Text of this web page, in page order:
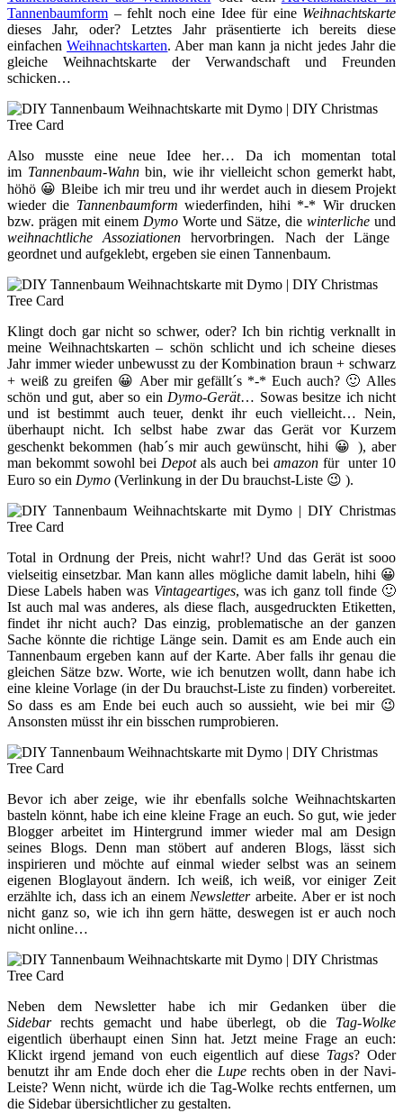
Tannenbaumform – fehlt noch eine Idee für eine Weihnachtskarte
dieses Jahr, oder? Letztes Jahr präsentierte ich bereits diese
einfachenWeihnachtskarten. Aber man kann ja nicht jedes Jahr die
gleiche Weihnachtskarte der Verwandschaft und Freunden
schicken…
Also musste eine neue Idee her… Da ich momentan total
im Tannenbaum-Wahnbin, wie ihr vielleicht schon gemerkt habt,
höhö 😀 Bleibe ich mir treu und ihr werdet auch in diesem Projekt
wieder die Tannenbaumform wiederfinden, hihi *-* Wir drucken
bzw. prägen mit einem DymoWorte und Sätze, diewinterlicheund
weihnachtliche Assoziationen hervorbringen. Nach der Länge
geordnet und aufgeklebt, ergeben sie einen Tannenbaum.
Klingt doch gar nicht so schwer, oder? Ich bin richtig verknallt in
meine Weihnachtskarten – schön schlicht und ich scheine dieses
Jahr immer wieder unbewusst zu der Kombination braun + schwarz
+ weiß zu greifen 😀 Aber mir gefällt´s *-* Euch auch? 🙂 Alles
schön und gut, aber so ein Dymo-Gerät… Sowas besitze ich nicht
und ist bestimmt auch teuer, denkt ihr euch vielleicht… Nein,
überhaupt nicht. Ich selbst habe zwar das Gerät vor Kurzem
geschenkt bekommen (hab´s mir auch gewünscht, hihi 😀 ), aber
man bekommt sowohl bei Depotals auch bei amazon für unter 10
Euro so ein Dymo (Verlinkung in der Du brauchst-Liste 😉 ).
Total in Ordnung der Preis, nicht wahr!? Und das Gerät ist sooo
vielseitig einsetzbar. Man kann alles mögliche damit labeln, hihi 😀
Diese Labels haben was Vintageartiges, was ich ganz toll finde 🙂
Ist auch mal was anderes, als diese flach, ausgedruckten Etiketten,
findet ihr nicht auch? Das einzig, problematische an der ganzen
Sache könnte die richtige Länge sein. Damit es am Ende auch ein
Tannenbaum ergeben kann auf der Karte. Aber falls ihr genau die
gleichen Sätze bzw. Worte, wie ich benutzen wollt, dann habe ich
eine kleine Vorlage (in der Du brauchst-Liste zu finden) vorbereitet.
So dass es am Ende bei euch auch so aussieht, wie bei mir 😉
Ansonsten müsst ihr ein bisschen rumprobieren.
Bevor ich aber zeige, wie ihr ebenfalls solche Weihnachtskarten
basteln könnt, habe ich eine kleine Frage an euch. So gut, wie jeder
Blogger arbeitet im Hintergrund immer wieder mal am Design
seines Blogs. Denn man stöbert auf anderen Blogs, lässt sich
inspirieren und möchte auf einmal wieder selbst was an seinem
eigenen Bloglayout ändern. Ich weiß, ich weiß, vor einiger Zeit
erzählte ich, dass ich an einemNewsletterarbeite. Aber er ist noch
nicht ganz so, wie ich ihn gern hätte, deswegen ist er auch noch
nicht online…
Neben dem Newsletter habe ich mir Gedanken über die
Sidebarrechts gemacht und habe überlegt, ob die Tag-Wolke
eigentlich überhaupt einen Sinn hat. Jetzt meine Frage an euch:
Klickt irgend jemand von euch eigentlich auf diese Tags? Oder
benutzt ihr am Ende doch eher die Lupe rechts oben in der Navi-
Leiste? Wenn nicht, würde ich die Tag-Wolke rechts entfernen, um
die Sidebar übersichtlicher zu gestalten.